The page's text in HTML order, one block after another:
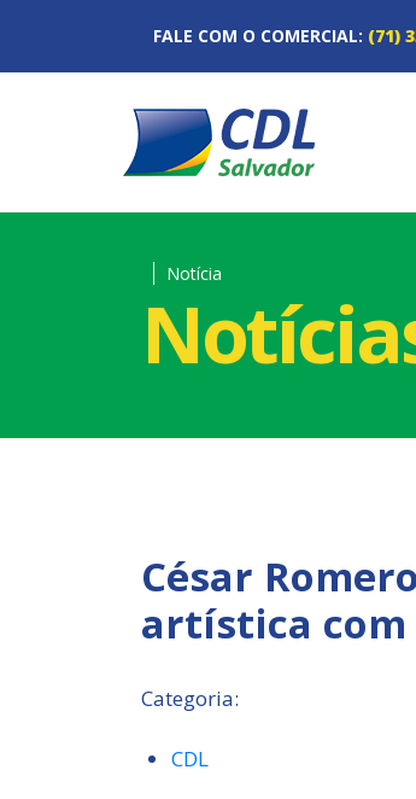
FALE COM O COMERCIAL: (71)
Notícia
César
artística
Categoria:
CDL